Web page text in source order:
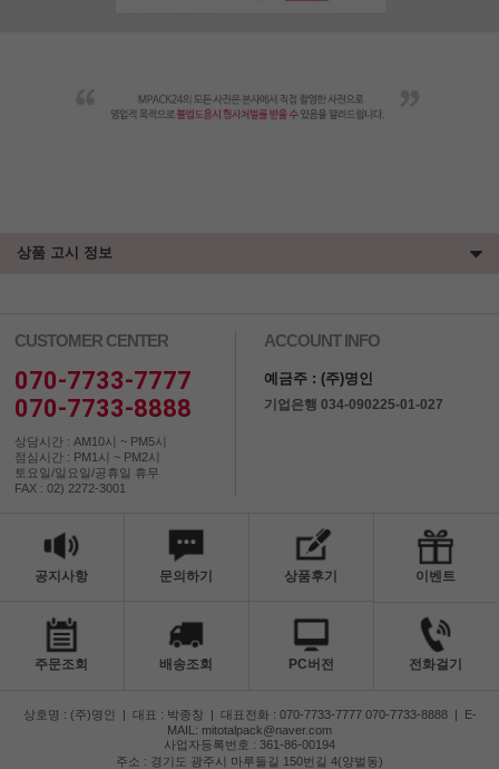
상품 고시 정보
CUSTOMER CENTER
070-7733-7777
070-7733-8888
상담시간 : AM10시 ~ PM5시
점심시간 : PM1시 ~ PM2시
토요일/일요일/공휴일 휴무
FAX : 02) 2272-3001
ACCOUNT INFO
예금주 : (주)명인
기업은행 034-090225-01-027
공지사항 문의하기 상품후기 이벤트
주문조회 배송조회 PC버전 전화걸기
상호명 : (주)명인 | 대표 : 박종창 | 대표전화 : 070-7733-7777 070-7733-8888 | E-
MAIL: mitotalpack@naver.com
사업자등록번호 : 361-86-00194
주소 : 경기도 광주시 마루들길 150번길 4(양벌동)